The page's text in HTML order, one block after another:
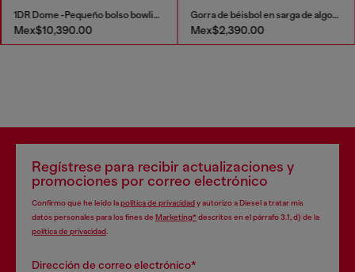
1DR Dome -Pequeño bolso bowling de cuero
Mex$10,390.00
Gorra de béisbol en sarga de algodón lavada
Mex$2,390.00
Regístrese para recibir actualizaciones y
promociones por correo electrónico
Confirmo que he leído lapolítica de privacidady autorizo a Diesel a tratar mis
datos personales para los fines de Marketing*descritos en el párrafo 3.1, d) de la
política de privacidad
Dirección de correo electrónico*